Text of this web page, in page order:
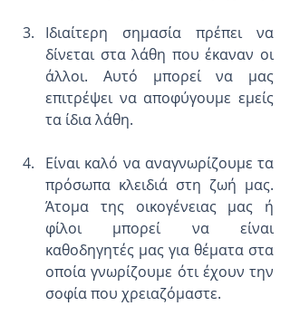
Ιδιαίτερη σημασία πρέπει να
δίνεται στα λάθη που έκαναν οι
άλλοι. Αυτό μπορεί να μας
επιτρέψει να αποφύγουμε εμείς
τα ίδια λάθη.
Είναι καλό να αναγνωρίζουμε τα
πρόσωπα κλειδιά στη ζωή μας.
Άτομα της οικογένειας μας ή
φίλοι μπορεί να είναι
καθοδηγητές μας για θέματα στα
οποία γνωρίζουμε ότι έχουν την
σοφία που χρειαζόμαστε.